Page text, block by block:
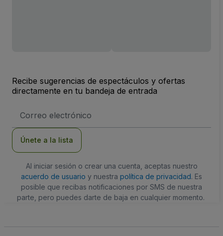
Recibe sugerencias de espectáculos y ofertas
directamente en tu bandeja de entrada
de
Únete a la lista
Al iniciar sesión o crear una cuenta, aceptas nuestro
acuerdo de usuario y nuestra política de privacidad. Es
posible que recibas notificaciones por SMS de nuestra
parte, pero puedes darte de baja en cualquier momento.